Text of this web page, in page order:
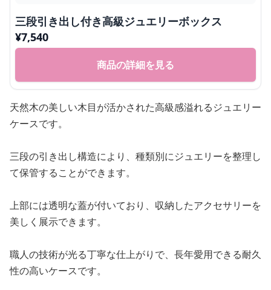
三段引き出し付き高級ジュエリーボックス
¥7,540
商品の詳細を見る
天然木の美しい木目が活かされた高級感溢れるジュエリー
ケースです。
三段の引き出し構造により、種類別にジュエリーを整理し
て保管することができます。
上部には透明な蓋が付いており、収納したアクセサリーを
美しく展示できます。
職人の技術が光る丁寧な仕上がりで、長年愛用できる耐久
性の高いケースです。